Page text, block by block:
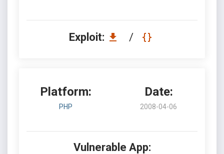
Exploit: /
Platform:
PHP
Date:
2008-04-06
Vulnerable App: